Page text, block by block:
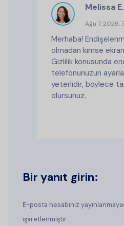
Melissa
Ağu 7, 2026,
Merhaba!
olmadan kimse
Gizlilik konusunda
telefonunuzun
yeterlidir, böylece
olursunuz.
Bir yanıt girin:
E-posta hesabınız
işaretlenmiştir